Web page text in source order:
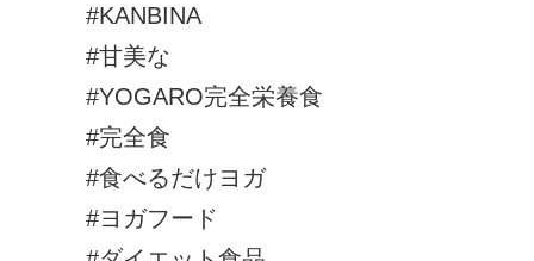
#KANBINA
#甘美な
#YOGARO完全栄養食
#完全食
#食べるだけヨガ
#ヨガフード